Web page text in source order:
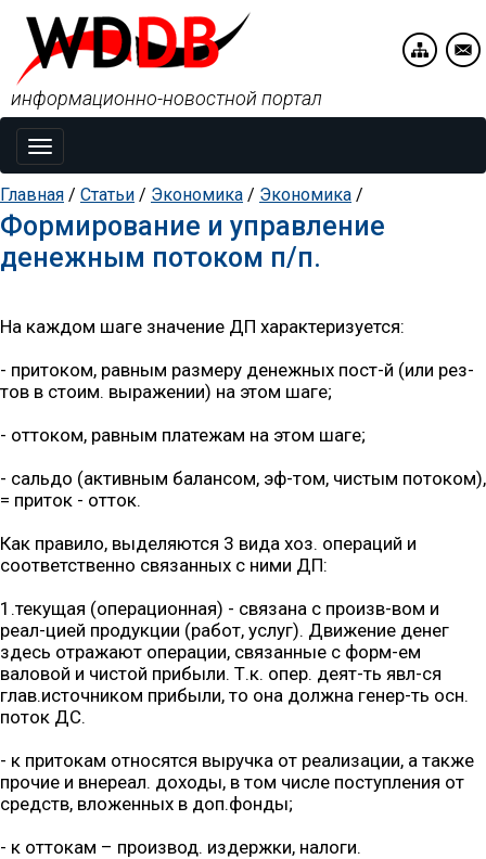
Toggle
navigation
информационно-новостной портал
Главная / Статьи / Экономика / Экономика /
Формирование и управление
денежным потоком п/п.
На каждом шаге значение ДП характеризуется:
- притоком, равным размеру денежных пост-й (или рез-
тов в стоим. выражении) на этом шаге;
- оттоком, равным платежам на этом шаге;
- сальдо (активным балансом, эф-том, чистым потоком),
= приток - отток.
Как правило, выделяются 3 вида хоз. операций и
соответственно связанных с ними ДП:
1.текущая (операционная) - связана с произв-вом и
реал-цией продукции (работ, услуг). Движение денег
здесь отражают операции, связанные с форм-ем
валовой и чистой прибыли. Т.к. опер. деят-ть явл-ся
глав.источником прибыли, то она должна генер-ть осн.
поток ДС.
- к притокам относятся выручка от реализации, а также
прочие и внереал. доходы, в том числе поступления от
средств, вложенных в доп.фонды;
- к оттокам – производ. издержки, налоги.